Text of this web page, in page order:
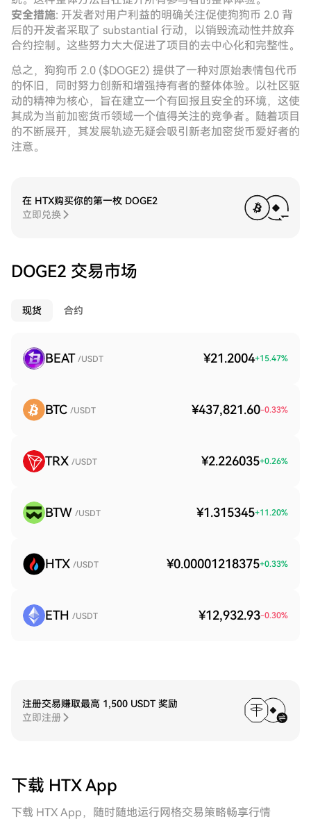
安全措施: 开发者对用户利益的明确关注促使狗狗币 2.0 背
后的开发者采取了 substantial 行动，以销毁流动性并放弃
合约控制。这些努力大大促进了项目的去中心化和完整性。
总之，狗狗币 2.0 ($DOGE2) 提供了一种对原始表情包代币
的怀旧，同时努力创新和增强持有者的整体体验。以社区驱
动的精神为核心，旨在建立一个有回报且安全的环境，这使
其成为当前加密货币领域一个值得关注的竞争者。随着项目
的不断展开，其发展轨迹无疑会吸引新老加密货币爱好者的
注意。
在 HTX购买你的第一枚 DOGE2
立即兑换
DOGE2 交易市场
现货 合约
BEAT /USDT ¥21.2004+15.47%
BTC /USDT ¥437,821.60-0.33%
TRX /USDT ¥2.226035+0.26%
BTW /USDT ¥1.315345+11.20%
HTX /USDT ¥0.00001218375+0.33%
ETH /USDT ¥12,932.93-0.30%
注册交易赚取最高 1,500 USDT 奖励
立即注册
下载 HTX App
下载 HTX App，随时随地运行网格交易策略畅享行情